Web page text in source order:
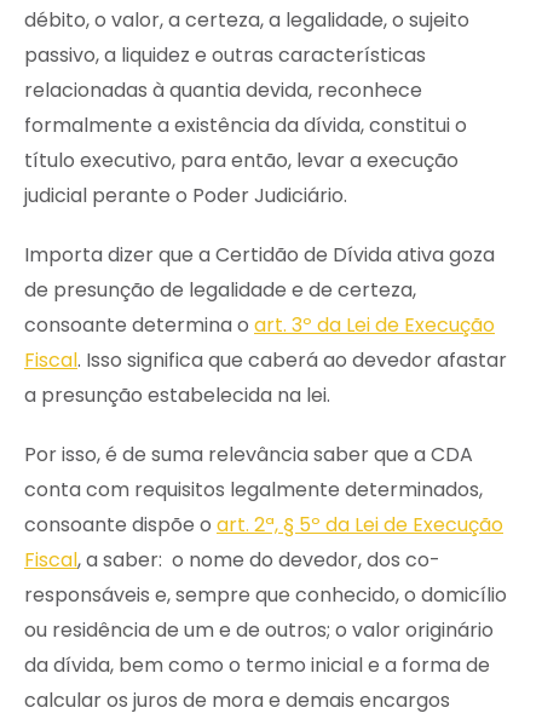
débito, o valor, a certeza, a legalidade, o sujeito
passivo, a liquidez e outras características
relacionadas à quantia devida, reconhece
formalmente a existência da dívida, constitui o
título executivo, para então, levar a execução
judicial perante o Poder Judiciário.
Importa dizer que a Certidão de Dívida ativa goza
de presunção de legalidade e de certeza,
consoante determina o art. 3º da Lei de Execução
Fiscal. Isso significa que caberá ao devedor afastar
a presunção estabelecida na lei.
Por isso, é de suma relevância saber que a CDA
conta com requisitos legalmente determinados,
consoante dispõe o art. 2ª, § 5º da Lei de Execução
Fiscal, a saber: o nome do devedor, dos co-
responsáveis e, sempre que conhecido, o domicílio
ou residência de um e de outros; o valor originário
da dívida, bem como o termo inicial e a forma de
calcular os juros de mora e demais encargos